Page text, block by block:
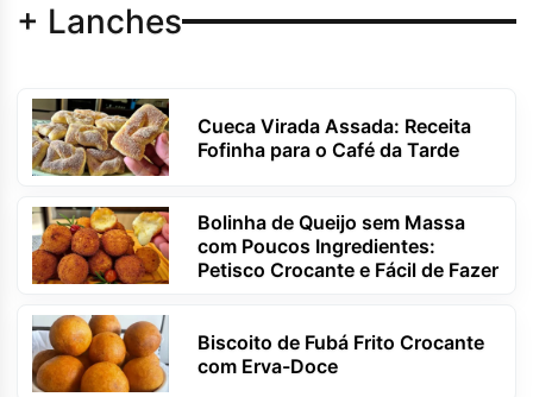
+ Lanches
Cueca Virada Assada: Receita
Fofinha para o Café da Tarde
Bolinha de Queijo sem Massa
com Poucos Ingredientes:
Petisco Crocante e Fácil de Fazer
Biscoito de Fubá Frito Crocante
com Erva-Doce